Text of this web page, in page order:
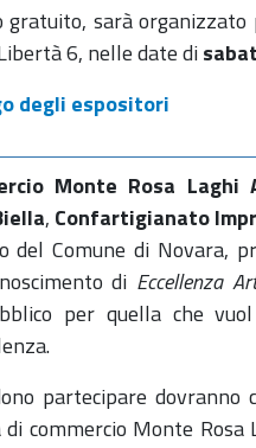
gratuito, sarà
6, nelle date di
degli espositori
Monte Rosa Laghi
, Confartigianato
del Comune di Novara,
di Eccellenza
per quella che
partecipare
commercio Monte Rosa